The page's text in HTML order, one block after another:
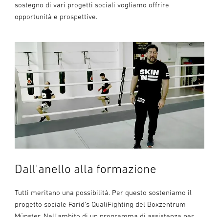
sostegno di vari progetti sociali vogliamo offrire
opportunità e prospettive.
Dall'anello alla formazione
Tutti meritano una possibilità. Per questo sosteniamo il
progetto sociale Farid's QualiFighting del Boxzentrum